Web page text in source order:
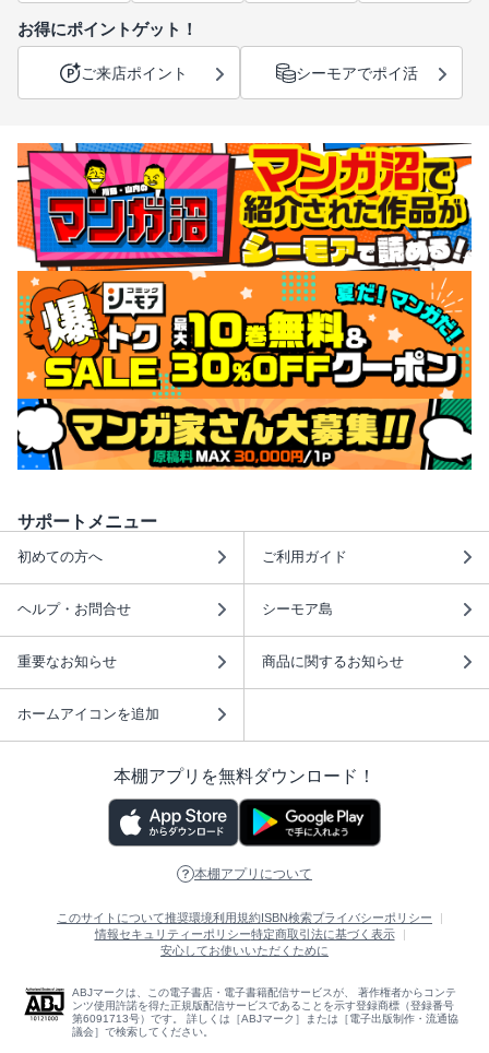
お得にポイントゲット！
ご来店ポイント シーモアでポイ活
サポートメニュー
初めての方へ ご利用ガイド
ヘルプ・お問合せ シーモア島
重要なお知らせ 商品に関するお知らせ
ホームアイコンを追加
本棚アプリを無料ダウンロード！
本棚アプリについて
このサイトについて推奨環境利用規約 ISBN検索プライバシーポリシー
情報セキュリティーポリシー特定商取引法に基づく表示
安心してお使いいただくために
ABJマークは、この電子書店・電子書籍配信サービスが、 著作権者からコンテ
ンツ使用許諾を得た正規版配信サービスであることを示す登録商標（登録番号
第6091713号）です。 詳しくは［ABJマーク］または［電子出版制作・流通協
議会］で検索してください。